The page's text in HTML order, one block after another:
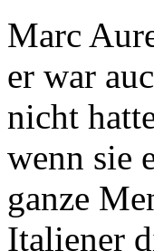
Marc
er war
nicht
wenn sie
ganze
Italiener